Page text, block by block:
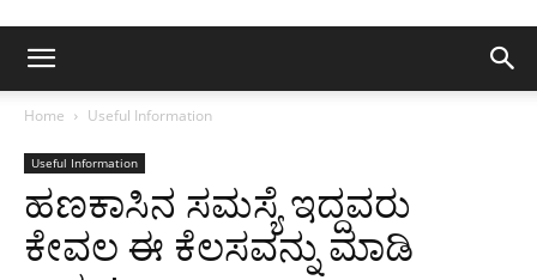
Home Useful Information
Useful Information
ಹಣಕಾಸಿನ‌ ಸಮಸ್ಯೆ ಇದ್ದವರು
ಕೇವಲ ಈ ಕೆಲಸವನ್ನು ಮಾಡಿ